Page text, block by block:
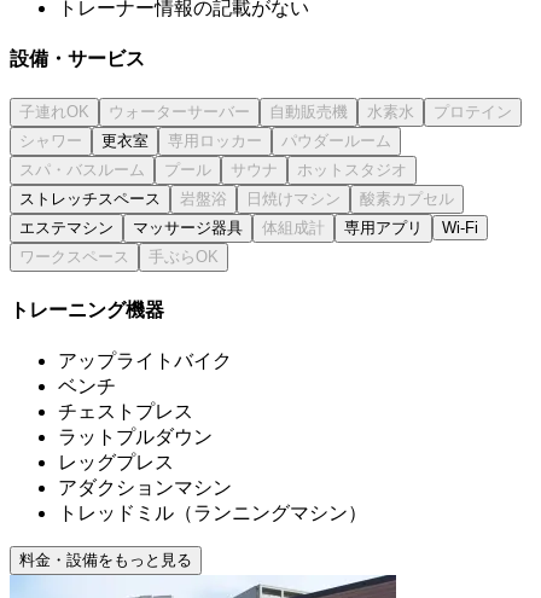
トレーナー情報の記載がない
設備・サービス
更衣室
ストレッチスペース
エステマシン
マッサージ器具 専用アプリ Wi-Fi
トレーニング機器
アップライトバイク
ベンチ
チェストプレス
ラットプルダウン
レッグプレス
アダクションマシン
トレッドミル（ランニングマシン）
料金・設備をもっと見る